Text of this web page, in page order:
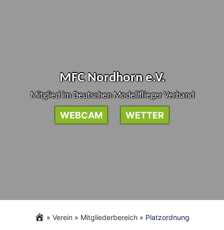
MFC Nordhorn e.V.
Mitglied im Deutschen Modellflieger Verband
WEBCAM WETTER
» Verein » Mitgliederbereich » Platzordnung